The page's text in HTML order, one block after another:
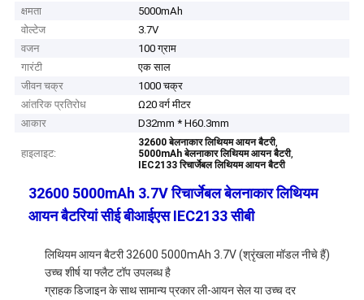
क्षमता
5000mAh
वोल्टेज
3.7V
वजन
100 ग्राम
गारंटी
एक साल
जीवन चक्र
1000 चक्र
आंतरिक प्रतिरोध
Ω20 वर्ग मीटर
आकार
D32mm * H60.3mm
हाइलाइट:
32600 बेलनाकार लिथियम आयन बैटरी,
5000mAh बेलनाकार लिथियम आयन बैटरी,
IEC2133 रिचार्जेबल लिथियम आयन बैटरी
32600 5000mAh 3.7V रिचार्जेबल बेलनाकार लिथियम
आयन बैटरियां सीई बीआईएस IEC2133 सीबी
लिथियम आयन बैटरी 32600 5000mAh 3.7V (श्रृंखला मॉडल नीचे हैं)
उच्च शीर्ष या फ्लैट टॉप उपलब्ध है
ग्राहक डिजाइन के साथ सामान्य प्रकार ली-आयन सेल या उच्च दर